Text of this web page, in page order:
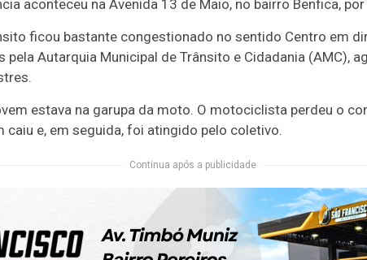
aconteceu na Avenida 13 de Maio, no bairro Benfica,
ficou bastante congestionado no sentido Centro em
Autarquia Municipal de Trânsito e Cidadania (AMC),
estava na garupa da moto. O motociclista perdeu o
caiu e, em seguida, foi atingido pelo coletivo.
Continua após a publicidade